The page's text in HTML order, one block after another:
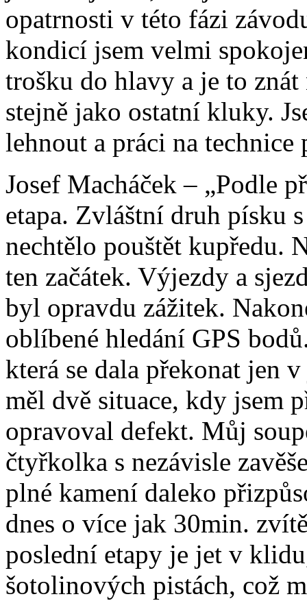
opatrnosti v této fázi
kondicí jsem velmi
trošku do hlavy a je to
stejně jako ostatní kluky.
lehnout a práci na technice
Josef Macháček – „Podle
etapa. Zvláštní druh písku
nechtělo pouštět kupředu.
ten začátek. Výjezdy a
byl opravdu zážitek.
oblíbené hledání GPS
která se dala překonat jen
měl dvě situace, kdy jsem
opravoval defekt. Můj
čtyřkolka s nezávisle
plné kamení daleko
dnes o více jak 30min.
poslední etapy je jet v
šotolinových pistách, což